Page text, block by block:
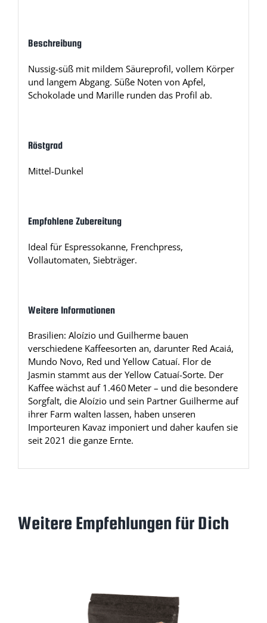
Beschreibung
Nussig-süß mit mildem Säureprofil, vollem Körper
und langem Abgang. Süße Noten von Apfel,
Schokolade und Marille runden das Profil ab.
Röstgrad
Mittel-Dunkel
Empfohlene Zubereitung
Ideal für Espressokanne, Frenchpress,
Vollautomaten, Siebträger.
Weitere Informationen
Brasilien: Aloízio und Guilherme bauen
verschiedene Kaffeesorten an, darunter Red Acaiá,
Mundo Novo, Red und Yellow Catuaí. Flor de
Jasmin stammt aus der Yellow Catuaí-Sorte. Der
Kaffee wächst auf 1.460 Meter – und die besondere
Sorgfalt, die Aloízio und sein Partner Guilherme auf
ihrer Farm walten lassen, haben unseren
Importeuren Kavaz imponiert und daher kaufen sie
seit 2021 die ganze Ernte.
Weitere Empfehlungen für Dich